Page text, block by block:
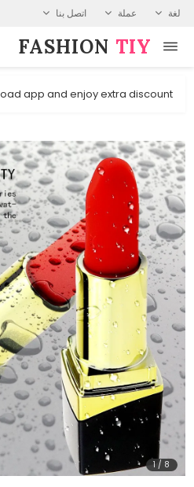
لغة عملة اتصل بنا
FASHION⁠ TIY
app and enjoy extra discount
1 / 8